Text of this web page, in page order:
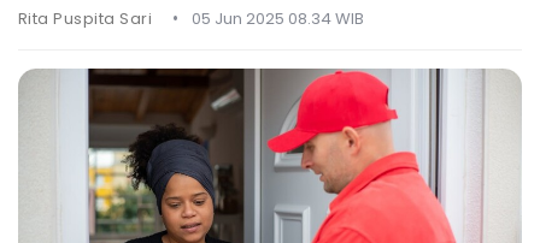
Rita Puspita Sari • 05 Jun 2025 08.34 WIB